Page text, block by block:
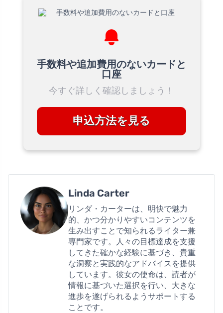
手数料や追加費用のないカードと
口座
今すぐ詳しく確認しましょう！
申込方法を見る
Linda Carter
リンダ・カーターは、明快で魅力
的、かつ分かりやすいコンテンツを
生み出すことで知られるライター兼
専門家です。人々の目標達成を支援
してきた確かな経験に基づき、貴重
な洞察と実践的なアドバイスを提供
しています。彼女の使命は、読者が
情報に基づいた選択を行い、大きな
進歩を遂げられるようサポートする
ことです。